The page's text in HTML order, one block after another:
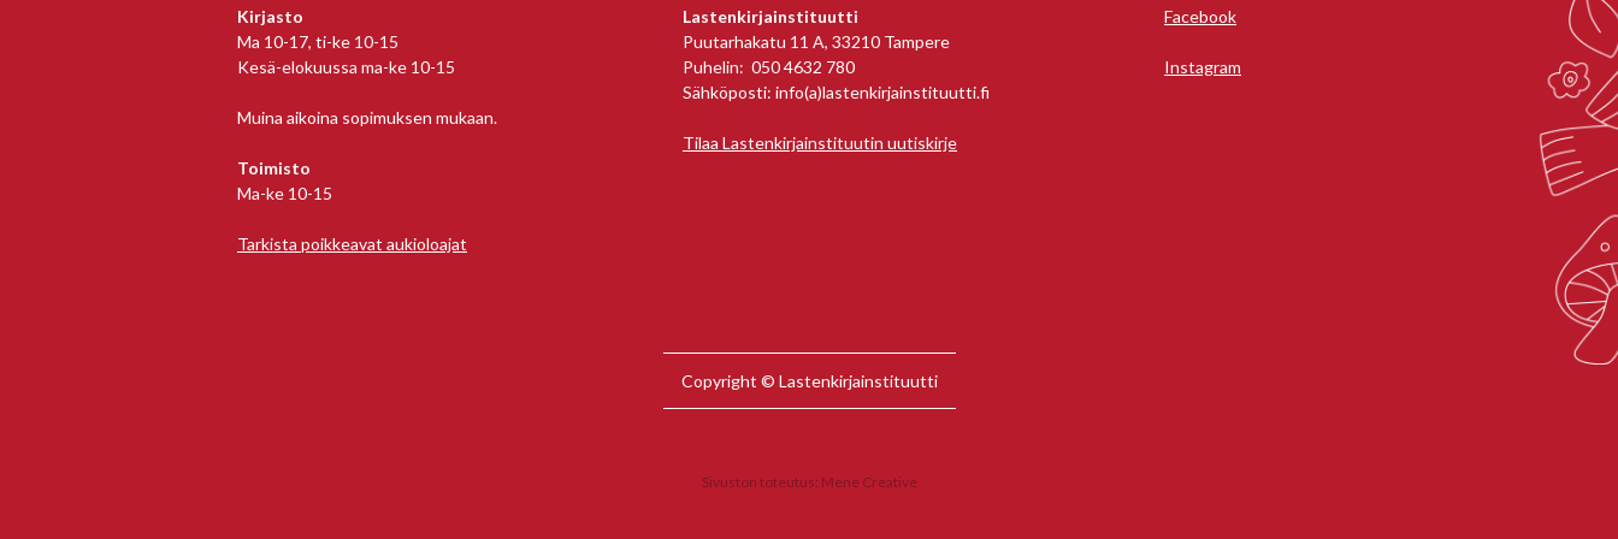
Kirjasto
Ma 10-17, ti-ke 10-15
Kesä-elokuussa ma-ke 10-15
Muina aikoina sopimuksen mukaan.
Toimisto
Ma-ke 10-15
Tarkista poikkeavat aukioloajat
Lastenkirjainstituutti
Puutarhakatu 11 A, 33210 Tampere
Puhelin: 050 4632 780
Sähköposti: info(a)lastenkirjainstituutti.fi
Tilaa Lastenkirjainstituutin uutiskirje
Facebook
Instagram
Copyright © Lastenkirjainstituutti
Sivuston toteutus: Mene Creative